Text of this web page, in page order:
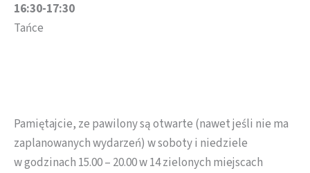
16:30-17:30
Tańce
Pamiętajcie, ze pawilony są otwarte (nawet jeśli nie ma
zaplanowanych wydarzeń) w soboty i niedziele
w godzinach 15.00 – 20.00 w 14 zielonych miejscach